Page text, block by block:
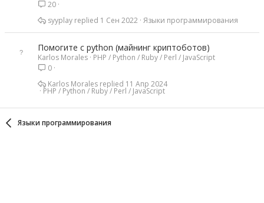
20
Языки программирования
1 Сен 2022
syyplay
Помогите с python (майнинг криптоботов)
Karlos Morales PHP / Python / Ruby / Perl / JavaScript
0
PHP / Python / Ruby / Perl / JavaScript
11 Апр 2024
Karlos Morales
Языки программирования